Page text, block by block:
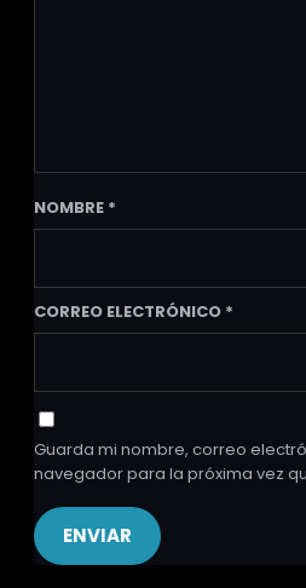
NOMBRE *
CORREO ELECTRÓNICO *
Guarda mi nombre, correo
navegador para la próxima vez